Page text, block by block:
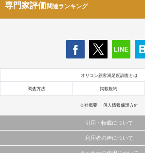
専門家評価関連ランキング
オリコン顧客満足度調査とは
調査方法 掲載規約
会社概要 個人情報保護方針
引用・転載について
当サイトで公開されている情報（文字、写真、イラスト、画像
利用者の声について